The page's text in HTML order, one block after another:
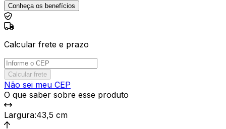
Conheça os benefícios
Calcular frete e prazo
Calcular frete
Não sei meu CEP
O que saber sobre esse produto
Largura:43,5 cm